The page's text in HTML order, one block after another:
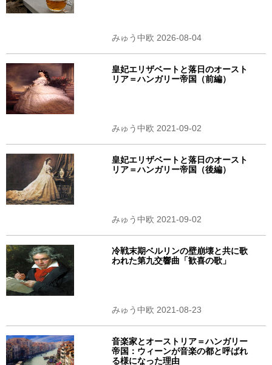
みゅう中欧 2026-08-04
皇妃エリザベートと落日のオースト
リア＝ハンガリー帝国（前編）
みゅう中欧 2021-09-02
皇妃エリザベートと落日のオースト
リア＝ハンガリー帝国（後編）
みゅう中欧 2021-09-02
冷戦末期ベルリンの壁崩壊と共に歌
われた第九交響曲「歓喜の歌」
みゅう中欧 2021-08-23
音楽家とオーストリア＝ハンガリー
帝国：ウィーンが音楽の都と呼ばれ
る様になった理由